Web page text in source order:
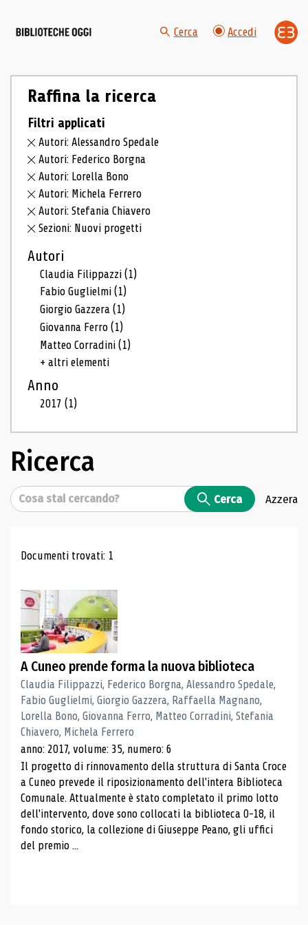
Cerca Accedi
Raffina la ricerca
Filtri applicati
Autori: Alessandro Spedale
Autori: Federico Borgna
Autori: Lorella Bono
Autori: Michela Ferrero
Autori: Stefania Chiavero
Sezioni: Nuovi progetti
Autori
Claudia Filippazzi(1)
Fabio Guglielmi(1)
Giorgio Gazzera(1)
Giovanna Ferro(1)
Matteo Corradini(1)
+ altri elementi
Anno
2017(1)
Ricerca
Cerca Cerca Azzera
Risultati di ricerca
Documenti trovati: 1
A Cuneo prende forma la nuova biblioteca
Claudia Filippazzi, Federico Borgna, Alessandro Spedale,
Fabio Guglielmi, Giorgio Gazzera, Raffaella Magnano,
Lorella Bono, Giovanna Ferro, Matteo Corradini, Stefania
Chiavero, Michela Ferrero
anno: 2017, volume: 35, numero: 6
Il progetto di rinnovamento della struttura di Santa Croce
a Cuneo prevede il riposizionamento dell'intera Biblioteca
Comunale. Attualmente è stato completato il primo lotto
dell'intervento, dove sono collocati la biblioteca 0-18, il
fondo storico, la collezione di Giuseppe Peano, gli uffici
del premio ...